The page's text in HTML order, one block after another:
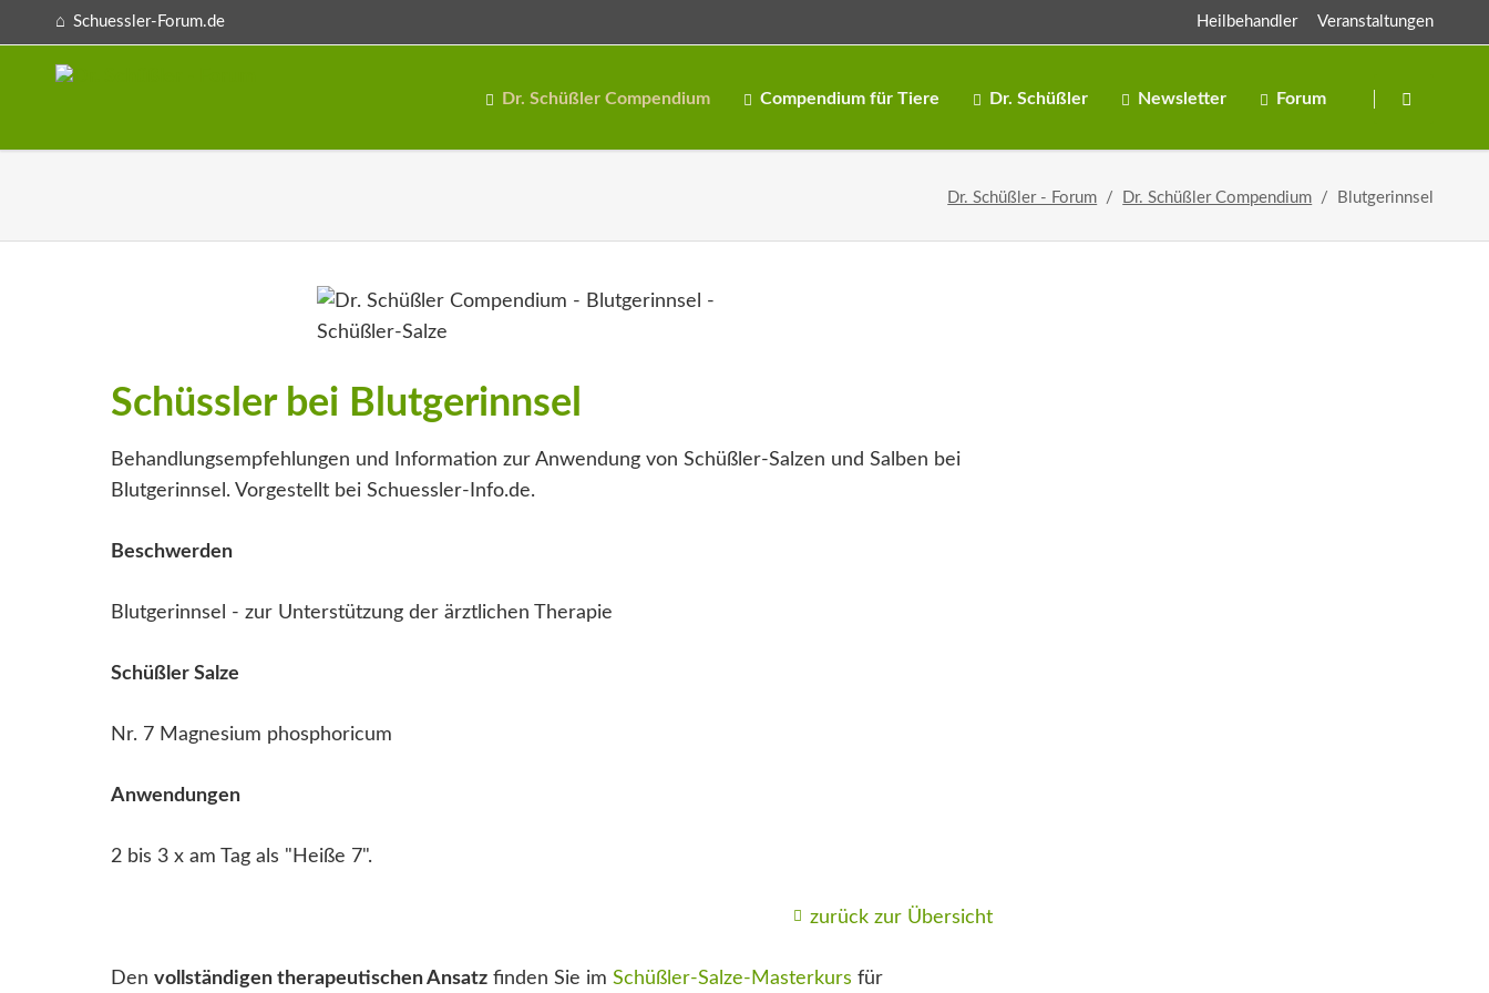
Schuessler-Forum.de Heilbehandler Veranstaltungen
überspringen
Dr. Schüßler Compendium Compendium für Tiere Dr. Schüßler
Salben
Newsletter Forum
Dr. Schüßler - Forum Dr. Schüßler Compendium Blutgerinnsel
Schüssler bei Blutgerinnsel
Behandlungsempfehlungen und Information zur Anwendung von Schüßler-Salzen und Salben bei
Blutgerinnsel. Vorgestellt bei Schuessler-Info.de.
Beschwerden
Blutgerinnsel - zur Unterstützung der ärztlichen Therapie
Schüßler Salze
Nr. 7 Magnesium phosphoricum
Anwendungen
2 bis 3 x am Tag als "Heiße 7".
zurück zur Übersicht
Den vollständigen therapeutischen Ansatzfinden Sie im Schüßler-Salze-Masterkurs für